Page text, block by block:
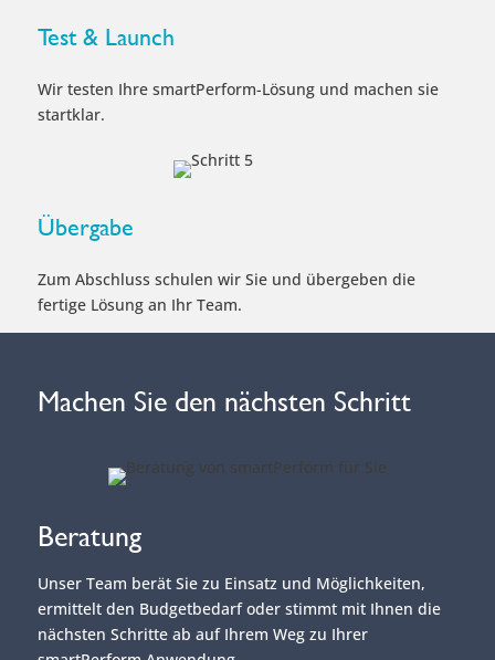
Test & Launch
Wir testen Ihre smartPerform-Lösung und machen sie
startklar.
Übergabe
Zum Abschluss schulen wir Sie und übergeben die
fertige Lösung an Ihr Team.
Machen Sie den nächsten Schritt
Beratung
Unser Team berät Sie zu Einsatz und Möglichkeiten,
ermittelt den Budgetbedarf oder stimmt mit Ihnen die
nächsten Schritte ab auf Ihrem Weg zu Ihrer